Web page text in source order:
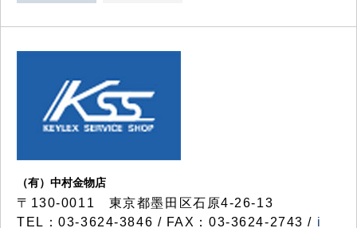
（有）中村金物店
〒130-0011 東京都墨田区石原4-26-13
TEL：03-3624-3846 / FAX：03-3624-2743 / i